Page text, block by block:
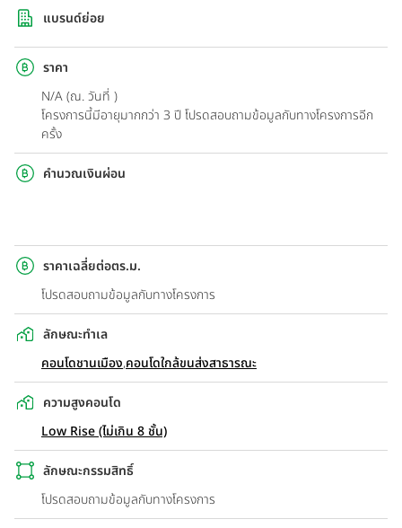
แบรนด์ย่อย
ราคา
N/A (ณ. วันที่ )
โครงการนี้มีอายุมากกว่า 3 ปี โปรดสอบถามข้อมูลกับทางโครงการอีก
ครั้ง
คำนวณเงินผ่อน
ราคาเฉลี่ยต่อตร.ม.
โปรดสอบถามข้อมูลกับทางโครงการ
ลักษณะทำเล
คอนโดชานเมือง,คอนโดใกล้ขนส่งสาธารณะ
ความสูงคอนโด
Low Rise (ไม่เกิน 8 ชั้น)
ลักษณะกรรมสิทธิ์
โปรดสอบถามข้อมูลกับทางโครงการ